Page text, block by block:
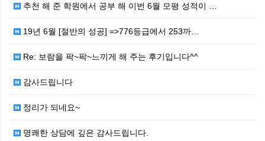
추천 해 준 학원에서 공부 해 이번 6월 모평 성적이 …
19년 6월 [절반의 성공] =>776등급에서 253까…
Re: 보람을 팍~팍~느끼게 해 주는 후기입니다^^
감사드립니다
정리가 되네요~
명쾌한 상담에 깊은 감사드립니다.